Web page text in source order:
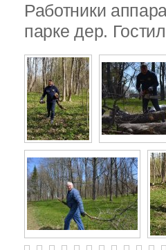
Работники
парке дер.